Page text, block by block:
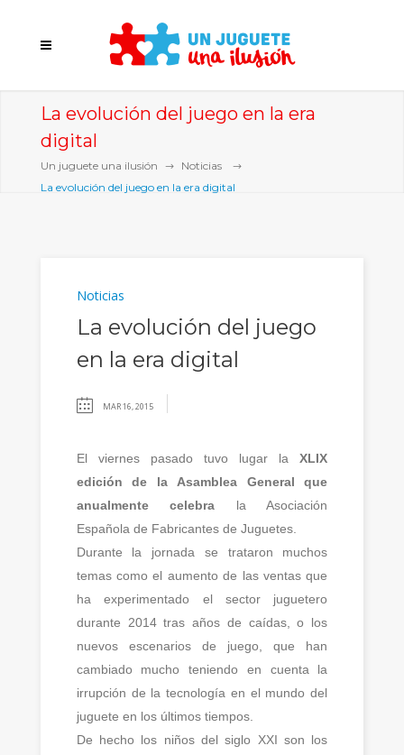
La evolución del juego en la era
digital
Un juguete una ilusión
Noticias
La evolución del juego en la era digital
Noticias
La evolución del juego
en la era digital
MAR 16, 2015
El viernes pasado tuvo lugar laXLIX
edición de la Asamblea General que
anualmente celebra la Asociación
Española de Fabricantes de Juguetes.
Durante la jornada se trataron muchos
temas como el aumento de las ventas que
haexperimentado el sector juguetero
durante 2014 tras años de caídas, o los
nuevos escenarios de juego, que han
cambiado mucho teniendo en cuenta la
irrupción de la tecnología en el mundo del
juguete en los últimos tiempos.
De hecho los niños del siglo XXI son los